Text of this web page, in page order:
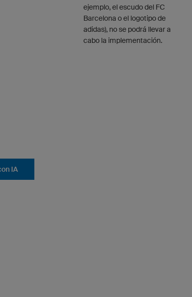
ejemplo, el escudo del FC
Barcelona o el logotipo de
adidas), no se podrá llevar a
cabo la implementación.
IA